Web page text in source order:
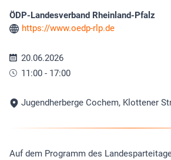
ÖDP-Landesverband Rheinland-Pfalz
https://www.oedp-rlp.de
20.06.2026
11:00 - 17:00
Jugendherberge Cochem, Klottener
Auf dem Programm des